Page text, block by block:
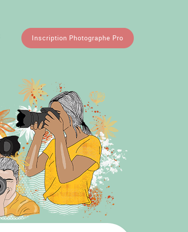
Inscription Photographe Pro